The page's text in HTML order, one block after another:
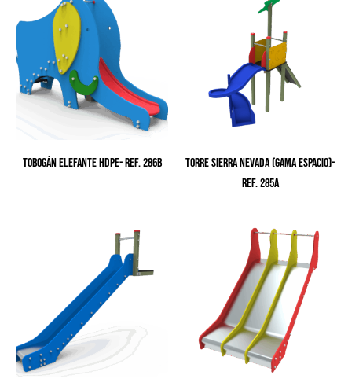
TOBOGÁN ELEFANTE HDPE- Ref. 286B
TORRE SIERRA NEVADA (GAMA ESPACIO)-
Ref. 285A